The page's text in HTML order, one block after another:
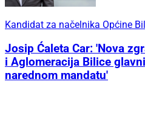
Kandidat za načelnika Općine
Josip Ćaleta Car: 'Nova
i Aglomeracija Bilice
narednom mandatu'